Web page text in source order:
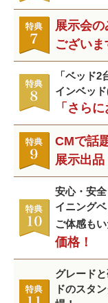
展示会
ございま
「ベッド
インベッ
「さらに
CMで話
展示出品
安心・安
イニング
ご体感も
価格！
グレード
ドのスタ